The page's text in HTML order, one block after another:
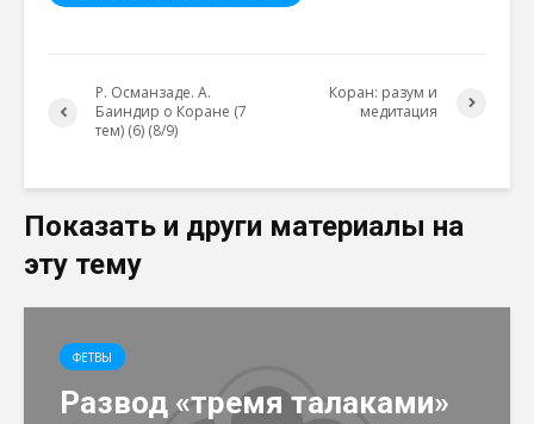
Р. Османзаде. А.
Баиндир о Коране (7
тем) (6) (8/9)
Коран: разум и
медитация
Показать и други материалы на
эту тему
ФЕТВЫ
Развод «тремя талаками»